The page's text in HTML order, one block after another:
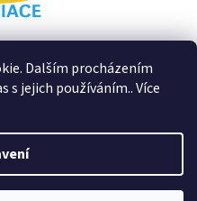
Dalším procházením
s jejich používáním.. Více